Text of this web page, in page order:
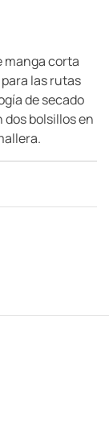
manga corta
las rutas
de secado
dos bolsillos en